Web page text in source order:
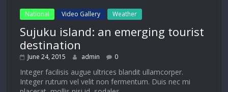
National Video Gallery Weather
Sujuku island: an emerging tourist
destination
June 24, 2015 admin 0
Integer facilisis augue ultrices blandit ullamcorper.
Integer rutrum vel velit non fermentum. Duis nec mi